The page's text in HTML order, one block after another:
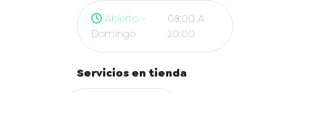
Abierto -
Domingo
08:00 A
20:00
Servicios en tienda